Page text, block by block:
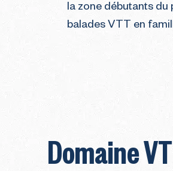
la zone débutants du
balades VTT en
Domaine